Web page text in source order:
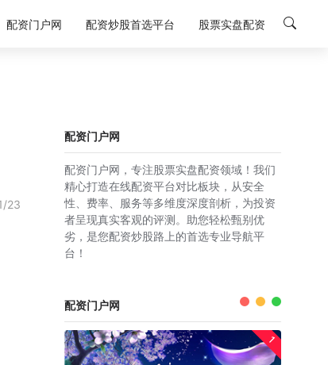
配资门户网 配资炒股首选平台 股票实盘配资
23
配资门户网
配资门户网，专注股票实盘配资领域！我们
精心打造在线配资平台对比板块，从安全
性、费率、服务等多维度深度剖析，为投资
者呈现真实客观的评测。助您轻松甄别优
劣，是您配资炒股路上的首选专业导航平
台！
配资门户网
1